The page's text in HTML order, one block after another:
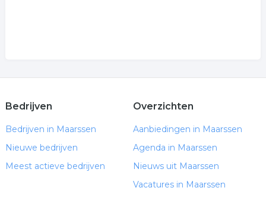
Bedrijven
Bedrijven in Maarssen
Nieuwe bedrijven
Meest actieve bedrijven
Overzichten
Aanbiedingen in Maarssen
Agenda in Maarssen
Nieuws uit Maarssen
Vacatures in Maarssen